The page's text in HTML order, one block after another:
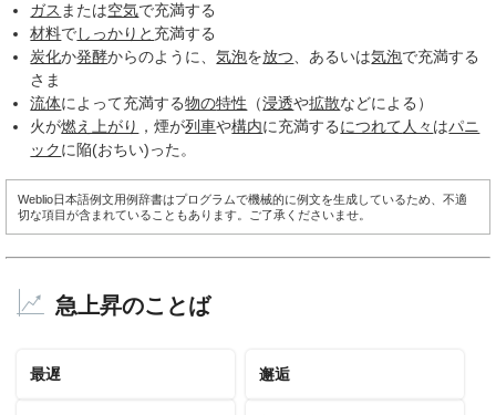
ガス または空気で充満する
材料でしっかりと 充満する
炭化か発酵からのように、気泡を放つ 、あるいは気泡で充満する
さま
流体によって充満する物の特性 （浸透や拡散などによる）
火が燃え上がり ，煙が列車や構内に充満するにつれて 人々 はパニ
ックに陥(おちい)った。
Weblio日本語例文用例辞書はプログラムで機械的に例文を生成しているため、不適
切な項目が含まれていることもあります。ご了承くださいませ。
急上昇のことば
最遅 邂逅